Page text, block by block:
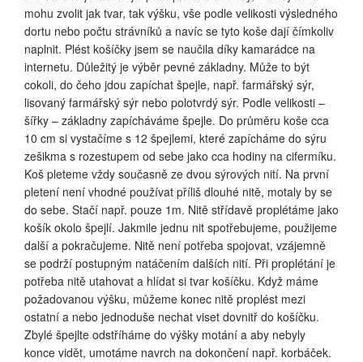
mohu zvolit jak tvar, tak výšku, vše podle velikosti výsledného
dortu nebo počtu strávníků a navíc se tyto koše dají čímkoliv
naplnit. Plést košíčky jsem se naučila díky kamarádce na
internetu. Důležitý je výběr pevné základny. Může to být
cokoli, do čeho jdou zapíchat špejle, např. farmářský sýr,
lisovaný farmářský sýr nebo polotvrdý sýr. Podle velikosti –
šířky – základny zapícháváme špejle. Do průměru koše cca
10 cm si vystačíme s 12 špejlemi, které zapícháme do sýru
zešikma s rozestupem od sebe jako cca hodiny na cifermíku.
Koš pleteme vždy současně ze dvou sýrových nití. Na první
pletení není vhodné používat příliš dlouhé nitě, motaly by se
do sebe. Stačí např. pouze 1m. Nitě střídavě proplétáme jako
košík okolo špejlí. Jakmile jednu nit spotřebujeme, použijeme
další a pokračujeme. Nitě není potřeba spojovat, vzájemně
se podrží postupným natáčením dalších nití. Při proplétání je
potřeba nitě utahovat a hlídat si tvar košíčku. Když máme
požadovanou výšku, můžeme konec nitě proplést mezi
ostatní a nebo jednoduše nechat viset dovnitř do košíčku.
Zbylé špejlte odstříháme do výšky motání a aby nebyly
konce vidět, umotáme navrch na dokončení např. korbáček.